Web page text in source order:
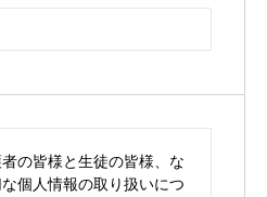
の皆様と生徒の皆様、な
個人情報の取り扱いにつ